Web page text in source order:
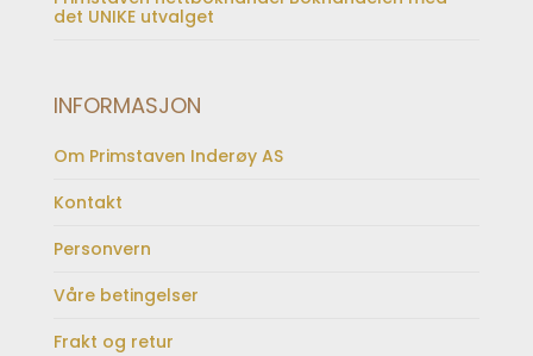
det UNIKE utvalget
INFORMASJON
Om Primstaven Inderøy AS
Kontakt
Personvern
Våre betingelser
Frakt og retur